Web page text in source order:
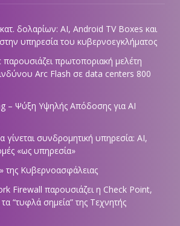
δολαρίων: AI, Android TV Boxes και
υπηρεσία του κυβερνοεγκλήματος
πρωτοποριακή μελέτη
Arc Flash σε data centers 800
– Ψύξη Υψηλής Απόδοσης για AI
συνδρομητική υπηρεσία: AI,
«ως υπηρεσία»
της Κυβερνοασφάλειας
Firewall παρουσιάζει η Check Point,
“τυφλά σημεία” της Τεχνητής